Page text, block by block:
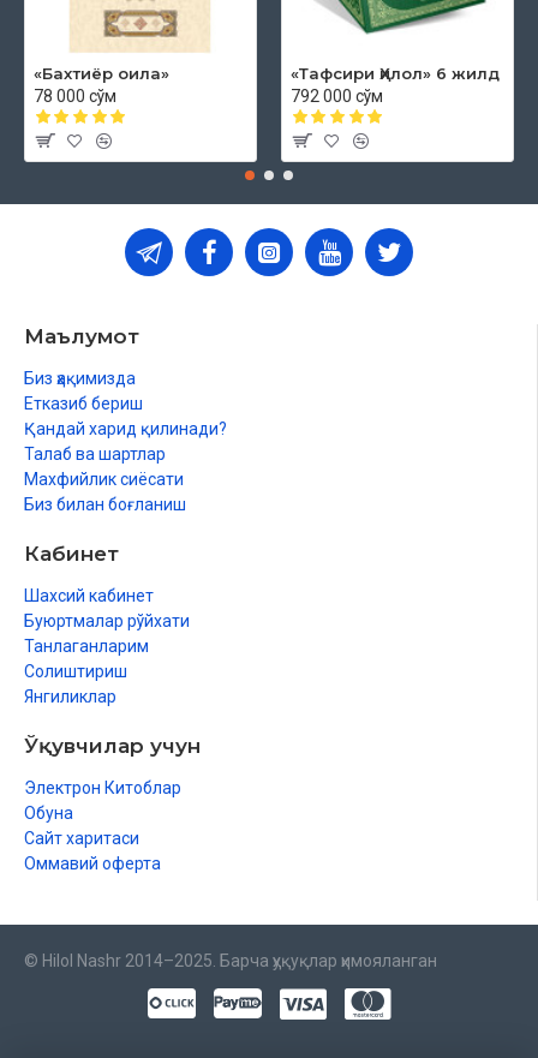
«Бахтиёр оила»
78 000 сўм
«Тафсири Ҳилол» 6 жилд
792 000 сўм
Маълумот
Биз ҳақимизда
Етказиб бериш
Қандай харид қилинади?
Талаб ва шартлар
Махфийлик сиёсати
Биз билан боғланиш
Кабинет
Шахсий кабинет
Буюртмалар рўйхати
Танлаганларим
Солиштириш
Янгиликлар
Ўқувчилар учун
Электрон Китоблар
Обуна
Сайт харитаси
Оммавий оферта
© Hilol Nashr 2014–2025. Барча ҳуқуқлар ҳимояланган